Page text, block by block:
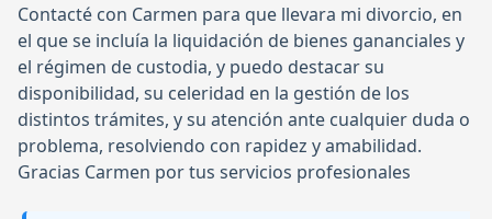
Contacté con Carmen para que llevara mi divorcio, en
el que se incluía la liquidación de bienes gananciales y
el régimen de custodia, y puedo destacar su
disponibilidad, su celeridad en la gestión de los
distintos trámites, y su atención ante cualquier duda o
problema, resolviendo con rapidez y amabilidad.
Gracias Carmen por tus servicios profesionales